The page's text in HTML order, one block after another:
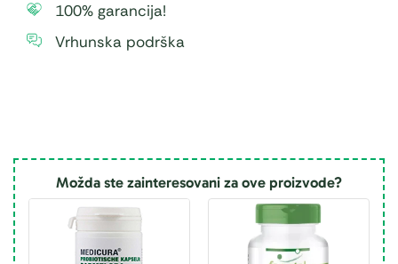
100% garancija!
Vrhunska podrška
Možda ste zainteresovani za ove proizvode?